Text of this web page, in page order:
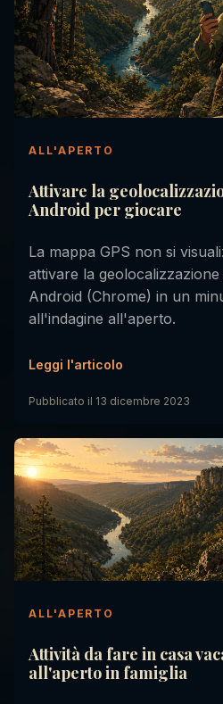
ALL'APERTO
Attivare la
Android per giocare
La mappa GPS non si
attivare la
Android (Chrome) in un
all'indagine all'aperto.
Leggi l'articolo
Pubblicato il 13 dicembre 2023
ALL'APERTO
Attività da fare in casa
all'aperto in famiglia